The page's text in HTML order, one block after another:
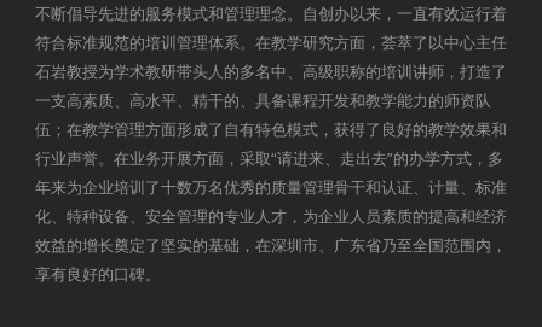
不断倡导先进的服务模式和管理理念。自创办以来，一直有效运行着
符合标准规范的培训管理体系。在教学研究方面，荟萃了以中心主任
石岩教授为学术教研带头人的多名中、高级职称的培训讲师，打造了
一支高素质、高水平、精干的、具备课程开发和教学能力的师资队
伍；在教学管理方面形成了自有特色模式，获得了良好的教学效果和
行业声誉。在业务开展方面，采取“请进来、走出去”的办学方式，多
年来为企业培训了十数万名优秀的质量管理骨干和认证、计量、标准
化、特种设备、安全管理的专业人才，为企业人员素质的提高和经济
效益的增长奠定了坚实的基础，在深圳市、广东省乃至全国范围内，
享有良好的口碑。